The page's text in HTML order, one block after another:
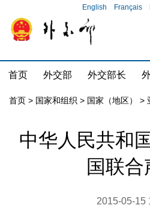
English Français
首页 外交部 外交部长
首页 > 国家和组织 > 国家（地区） >
中华人民共和
国联合
2015-05-15